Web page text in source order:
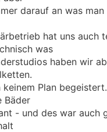
darauf an was man
hat uns auch
was
haben wir
keinem Plan
Bäder
- und des war auch